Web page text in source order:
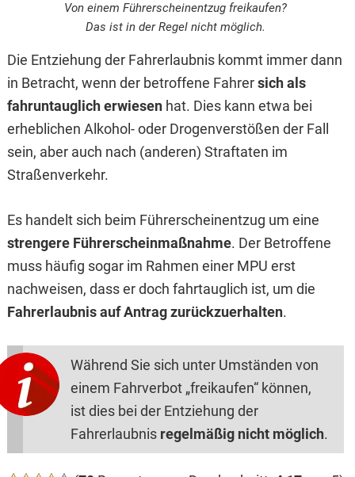
Von einem Führerscheinentzug freikaufen?
Das ist in der Regel nicht möglich.
Die Entziehung der Fahrerlaubnis kommt immer dann
in Betracht, wenn der betroffene Fahrersich als
fahruntauglich erwiesen hat. Dies kann etwa bei
erheblichen Alkohol- oder Drogenverstößen der Fall
sein, aber auch nach (anderen) Straftaten im
Straßenverkehr.
Es handelt sich beim Führerscheinentzug um eine
strengere Führerscheinmaßnahme. Der Betroffene
muss häufig sogar im Rahmen einer MPU erst
nachweisen, dass er doch fahrtauglich ist, um die
Fahrerlaubnis auf Antrag zurückzuerhalten.
Während Sie sich unter Umständen von
einem Fahrverbot „freikaufen“ können,
ist dies bei der Entziehung der
Fahrerlaubnis regelmäßig nicht möglich.